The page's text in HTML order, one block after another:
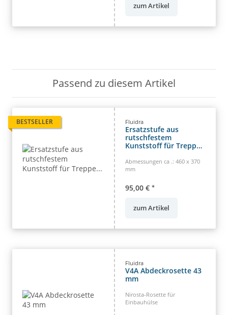
zum Artikel
Passend zu diesem Artikel
BESTSELLER Fluidra
Ersatzstufe aus
rutschfestem
Kunststoff für Treppe
Abmessungen ca .: 460 x 370
mm
95,00 € *
zum Artikel
Fluidra
V4A Abdeckrosette 43
mm
Nirosta-Rosette für
Einbauhülse